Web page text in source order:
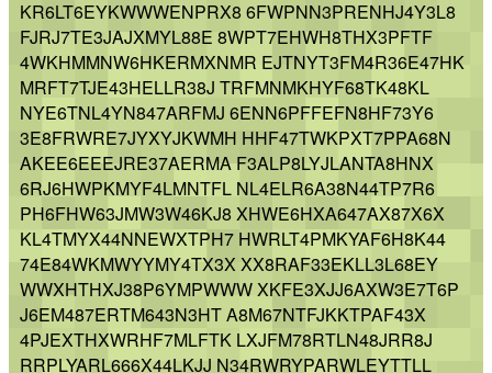
KR6LT6EYKWWWENPRX8 6FWPNN3PRENHJ4Y3L8
FJRJ7TE3JAJXMYL88E 8WPT7EHWH8THX3PFTF
4WKHMMNW6HKERMXNMR EJTNYT3FM4R36E47HK
MRFT7TJE43HELLR38J TRFMNMKHYF68TK48KL
NYE6TNL4YN847ARFMJ 6ENN6PFFEFN8HF73Y6
3E8FRWRE7JYXYJKWMH HHF47TWKPXT7PPA68N
AKEE6EEEJRE37AERMA F3ALP8LYJLANTA8HNX
6RJ6HWPKMYF4LMNTFL NL4ELR6A38N44TP7R6
PH6FHW63JMW3W46KJ8 XHWE6HXA647AX87X6X
KL4TMYX44NNEWXTPH7 HWRLT4PMKYAF6H8K44
74E84WKMWYYMY4TX3X XX8RAF33EKLL3L68EY
WWXHTHXJ38P6YMPWWW XKFE3XJJ6AXW3E7T6P
J6EM487ERTM643N3HT A8M67NTFJKKTPAF43X
4PJEXTHXWRHF7MLFTK LXJFM78RTLN48JRR8J
RRPLYARL666X44LKJJ N34RWRYPARWLEYTTLL